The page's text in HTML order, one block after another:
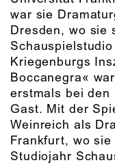
war sie
Dresden, wo sie
Kriegenburgs
Boccanegra«
erstmals bei den
Gast. Mit der
Weinreich als
Frankfurt, wo
Studiojahr